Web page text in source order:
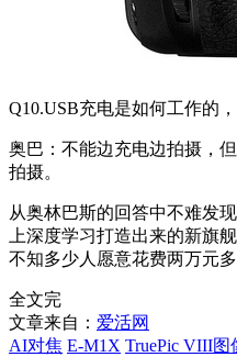
Q10.USB充电是如何工作的
奥巴：不能边充电边拍摄，
拍摄。
从奥林巴斯的回答中不难发
上深度学习打造出来的新旗
不知多少人愿意花费两万元
全文完
文章来自： 爱活网
AI对焦 E-M1X TruePic VIII图